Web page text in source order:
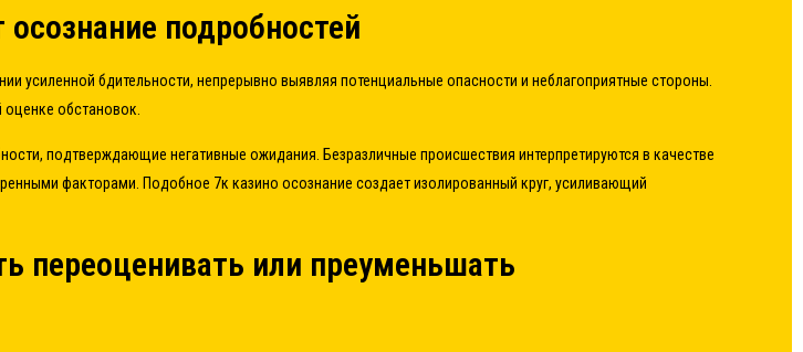
подробностей
усиленной бдительности, непрерывно выявляя потенциальные опасности и неблагоприятные стороны.
обстановок.
подтверждающие негативные ожидания. Безразличные происшествия интерпретируются в качестве
факторами. Подобное 7к казино осознание создает изолированный круг, усиливающий
переоценивать или преуменьшать